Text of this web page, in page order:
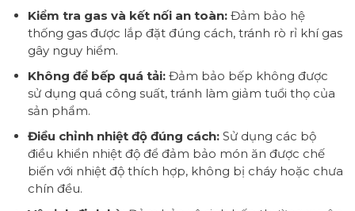
Kiểm tra gas và kết nối an toàn:Đảm bảo hệ
thống gas được lắp đặt đúng cách, tránh rò rỉ khí gas
gây nguy hiểm.
Không để bếp quá tải:Đảm bảo bếp không được
sử dụng quá công suất, tránh làm giảm tuổi thọ của
sản phẩm.
Điều chỉnh nhiệt độ đúng cách:Sử dụng các bộ
điều khiển nhiệt độ để đảm bảo món ăn được chế
biến với nhiệt độ thích hợp, không bị cháy hoặc chưa
chín đều.